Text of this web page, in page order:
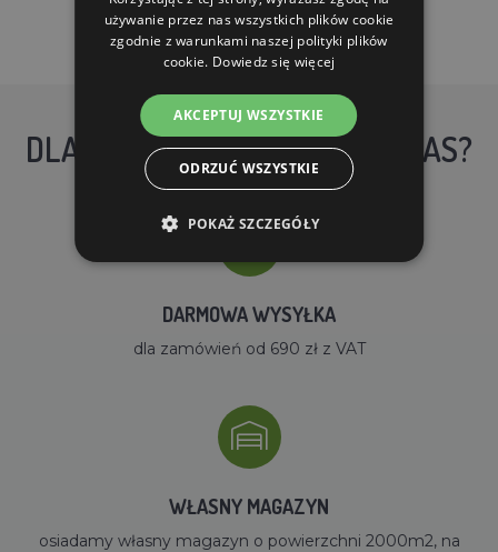
DLACZEGO WARTO KUPIĆ U NAS?
DARMOWA WYSYŁKA
dla zamówień od 690 zł z VAT
WŁASNY MAGAZYN
osiadamy własny magazyn o powierzchni 2000m2, na
używanie przez nas wszystkich plików cookie
zgodnie z warunkami naszej polityki plików
cookie. Dowiedz się więcej
AKCEPTUJ WSZYSTKIE
ODRZUĆ WSZYSTKIE
POKAŻ SZCZEGÓŁY